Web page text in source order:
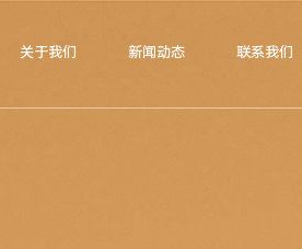
关于我们 新闻动态 联系我们